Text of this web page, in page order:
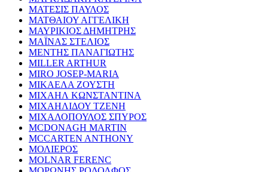
ΜΑΤΕΣΙΣ ΠΑΥΛΟΣ
ΜΑΤΘΑΙΟΥ ΑΓΓΕΛΙΚΗ
ΜΑΥΡΙΚΙΟΣ ΔΗΜΗΤΡΗΣ
ΜΑΪΝΑΣ ΣΤΕΛΙΟΣ
ΜΕΝΤΗΣ ΠΑΝΑΓΙΩΤΗΣ
MILLER ARTHUR
MIRO JOSEP-MARIA
ΜΙΚΑΕΛΑ ΖΟΥΣΤΗ
ΜΙΧΑΗΛ ΚΩΝΣΤΑΝΤΙΝΑ
ΜΙΧΑΗΛΙΔΟΥ ΤΖΕΝΗ
ΜΙΧΑΛΟΠΟΥΛΟΣ ΣΠΥΡΟΣ
MCDONAGH MARTIN
MCCARTEN ANTHONY
ΜΟΛΙΕΡΟΣ
MOLNAR FERENC